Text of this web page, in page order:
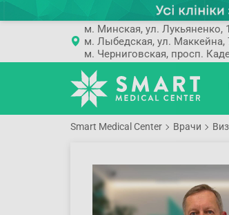
м. Минская, ул. Лукьяненко,
м. Лыбедская, ул. Маккейна,
м. Черниговская, просп.
Smart Medical Center Врачи